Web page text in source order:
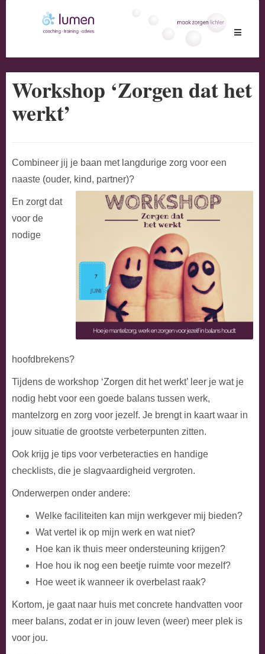
Toggle
Workshop ‘Zorgen dat het
werkt’
Combineer jij je baan met langdurige zorg voor een
naaste (ouder, kind, partner)?
En zorgt dat
voor de
nodige
hoofdbrekens?
Tijdens de workshop ‘Zorgen dit het werkt’ leer je wat je
nodig hebt voor een goede balans tussen werk,
mantelzorg en zorg voor jezelf. Je brengt in kaart waar in
jouw situatie de grootste verbeterpunten zitten.
Ook krijg je tips voor verbeteracties en handige
checklists, die je slagvaardigheid vergroten.
Onderwerpen onder andere:
Welke faciliteiten kan mijn werkgever mij bieden?
Wat vertel ik op mijn werk en wat niet?
Hoe kan ik thuis meer ondersteuning krijgen?
Hoe hou ik nog een beetje ruimte voor mezelf?
Hoe weet ik wanneer ik overbelast raak?
Kortom, je gaat naar huis met concrete handvatten voor
meer balans, zodat er in jouw leven (weer) meer plek is
voor jou.